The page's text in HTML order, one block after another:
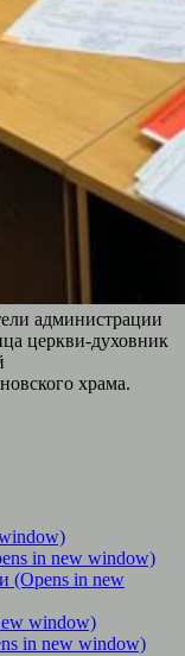
администрации
церкви-духовник
храма.
in new window)
(Opens in new
window)
in new window)